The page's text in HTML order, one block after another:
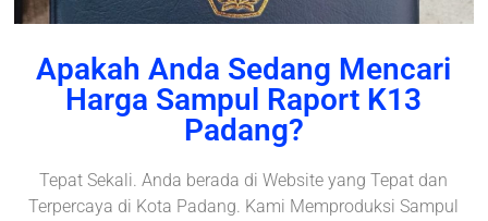
Apakah Anda Sedang Mencari
Harga Sampul Raport K13
Padang?
Tepat Sekali. Anda berada di Website yang Tepat dan
Terpercaya di Kota Padang. Kami Memproduksi Sampul